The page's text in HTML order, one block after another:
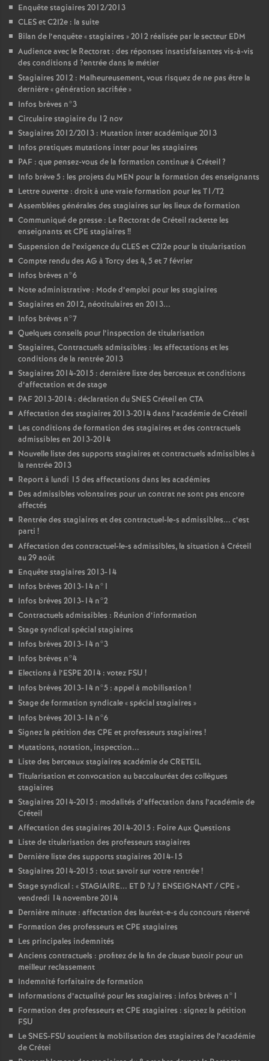
Enquête stagiaires 2012/2013
CLESet C2I2e : la suite
Bilan de l’enquête «stagiaires » 2012 réalisée par le secteur EDM
Audience avec le Rectorat : des réponses insatisfaisantes vis-à-vis
des conditions d ?entrée dans le métier
Stagiaires 2012 : Malheureusement, vous risquez de ne pas être la
dernière «génération sacrifiée»
Infos brèves n°3
Circulaire stagiaire du 12 nov
Stagiaires 2012/2013 : Mutation inter académique 2013
Infos pratiques mutations inter pour les stagiaires
PAF : que pensez-vous de la formation continue à Créteil?
Info brève 5 : les projets du MEN pour la formation des enseignants
Lettre ouverte : droit à une vraie formation pour les T1/T2
Assemblées générales des stagiaires sur les lieux de formation
Communiqué de presse : Le Rectorat de Créteil rackette les
enseignants etCPE stagiaires !!
Suspension de l’exigence duCLESet C2I2e pour la titularisation
Compte rendu des AG à Torcy des 4, 5 et 7 février
Infos brèves n°6
Note administrative : Mode d’emploi pour les stagiaires
Stagiaires en 2012, néotitulaires en 2013...
Infos brèves n°7
Quelques conseils pour l’inspection de titularisation
Stagiaires, Contractuels admissibles : les affectations et les
conditions de la rentrée 2013
Stagiaires 2014-2015 : dernière liste des berceaux et conditions
d’affectation et de stage
PAF2013-2014 : déclaration duSNESCréteil en CTA
Affectation des stagiaires 2013-2014 dans l’académie de Créteil
Les conditions de formation des stagiaires et des contractuels
admissibles en 2013-2014
Nouvelle liste des supports stagiaires et contractuels admissibles à
la rentrée 2013
Report à lundi 15 des affectations dans les académies
Des admissibles volontaires pour un contrat ne sont pas encore
affectés
Rentrée des stagiaires et des contractuel-le-s admissibles... c’est
parti !
Affectation des contractuel-le-s admissibles, la situation à Créteil
au 29 août
Enquête stagiaires 2013-14
Infos brèves 2013-14 n°1
Infos brèves 2013-14 n°2
Contractuels admissibles : Réunion d’information
Stage syndical spécial stagiaires
Infos brèves 2013-14 n°3
Infos brèves n°4
Elections à l’ESPE 2014 : votez FSU !
Infos brèves 2013-14 n°5 : appel à mobilisation !
Stage de formation syndicale «spécial stagiaires »
Infos brèves 2013-14 n°6
Signez la pétition des CPE et professeurs stagiaires !
Mutations, notation, inspection...
Liste des berceaux stagiaires académie deCRETEIL
Titularisation et convocation au baccalauréat des collègues
stagiaires
Stagiaires 2014-2015 : modalités d’affectation dans l’académie de
Créteil
Affectation des stagiaires 2014-2015 : Foire Aux Questions
Liste de titularisation des professeurs stagiaires
Dernière liste des supports stagiaires 2014-15
Stagiaires 2014-2015 : tout savoir sur votre rentrée!
Stage syndical : «STAGIAIRE... ET D ?J ? ENSEIGNANT/CPE »
vendredi 14 novembre 2014
Dernière minute : affectation des lauréat-e-s du concours réservé
Formation des professeurs etCPE stagiaires
Les principales indemnités
Anciens contractuels : profitez de la fin de clause butoir pour un
meilleur reclassement
Indemnité forfaitaire de formation
Informations d’actualité pour les stagiaires : infos brèves n°1
Formation des professeurs etCPE stagiaires : signez la pétition
FSU
LeSNES-FSU soutient la mobilisation des stagiaires de l’académie
de Crétei